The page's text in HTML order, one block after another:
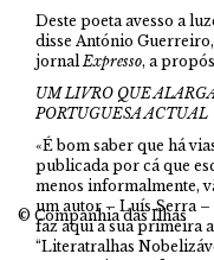
Deste poeta avesso a
disse António
jornalExpresso, a
UM LIVRO QUE
PORTUGUESA ACTUAL
«É bom saber que há
publicada por cá que
menos informalmente,
um autor – Luís Serra –
faz aqui a sua primeira
“Literatralhas
© Companhia das Ilhas